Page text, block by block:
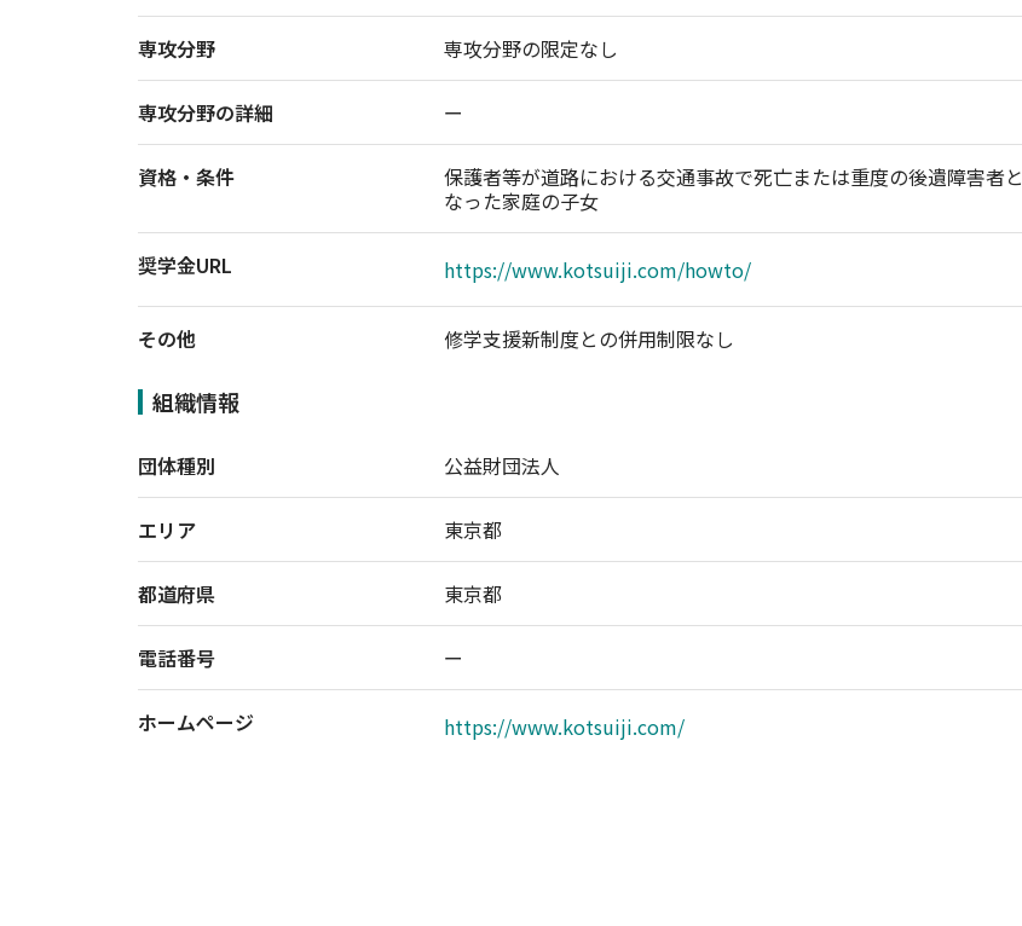
専攻分野 専攻分野の限定なし
専攻分野の詳細 ー
資格・条件
保護者等が道路における交通事故で死亡または重度の後遺障害者と
なった家庭の子女
奨学金URL https://www.kotsuiji.com/howto/
その他 修学支援新制度との併用制限なし
組織情報
団体種別 公益財団法人
エリア 東京都
都道府県 東京都
電話番号 ー
ホームページ https://www.kotsuiji.com/